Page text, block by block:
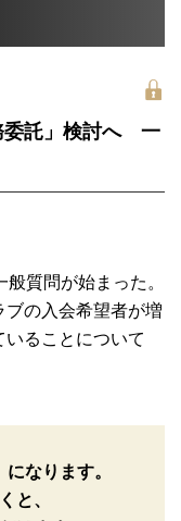
委託」検討へ 一
質問が始まった。
ブの入会希望者が増
いることについて
なります。
と、